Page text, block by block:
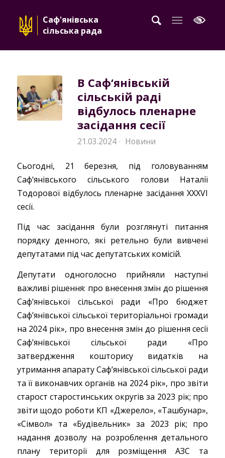
Саф'янівська
сільська рада
В Саф‘янівській
сільській раді
відбулось пленарне
засідання сесії
21.03.2024 · Новини
Сьогодні, 21 березня, під головуванням
Саф‘янівського сільського голови Наталії
Тодорової відбулось пленарне засідання XXXVI
сесії.
Під час засідання були розглянуті питання
порядку денного, які ретельно були вивчені
депутатами під час депутатських комісій.
Депутати одноголосно прийняли наступні
важливі рішення: про внесення змін до рішення
Саф’янівської сільської ради «Про бюджет
Саф’янівської сільської територіальної громади
на 2024 рік», про внесення змін до рішення сесії
Саф’янівської сільської ради «Про
затвердження кошторису видатків на
утримання апарату Саф’янівської сільської ради
та її виконавчих органів на 2024 рік», про звіти
старост старостинських округів за 2023 рік; про
звіти щодо роботи КП «Джерело», «Ташбунар»,
«Сімвол» та «Будівельник» за 2023 рік; про
надання дозволу на розроблення детального
плану території для розміщення АЗС та